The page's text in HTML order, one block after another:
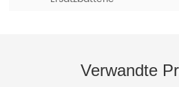
Verwandte